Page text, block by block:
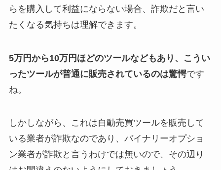
らを購入して利益にならない場合、詐欺だと言い
たくなる気持ちは理解できます。
5万円から10万円ほどのツールなどもあり、こうい
ったツールが普通に販売されているのは驚愕です
ね。
しかしながら、これは自動売買ツールを販売して
いる業者が詐欺なのであり、バイナリーオプショ
ン業者が詐欺と言うわけでは無いので、その辺り